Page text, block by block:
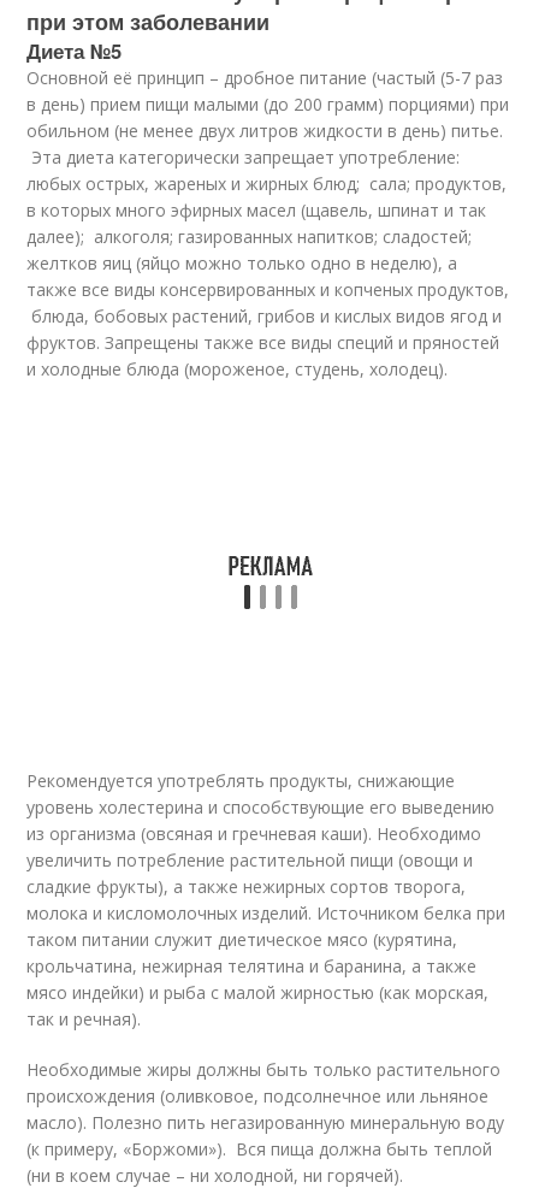
при этом заболевании
Диета №5
Основной её принцип – дробное питание (частый (5-7 раз
в день) прием пищи малыми (до 200 грамм) порциями) при
обильном (не менее двух литров жидкости в день) питье.
Эта диета категорически запрещает употребление:
любых острых, жареных и жирных блюд; сала; продуктов,
в которых много эфирных масел (щавель, шпинат и так
далее); алкоголя; газированных напитков; сладостей;
желтков яиц (яйцо можно только одно в неделю), а
также все виды консервированных и копченых продуктов,
блюда, бобовых растений, грибов и кислых видов ягод и
фруктов. Запрещены также все виды специй и пряностей
и холодные блюда (мороженое, студень, холодец).
Рекомендуется употреблять продукты, снижающие
уровень холестерина и способствующие его выведению
из организма (овсяная и гречневая каши). Необходимо
увеличить потребление растительной пищи (овощи и
сладкие фрукты), а также нежирных сортов творога,
молока и кисломолочных изделий. Источником белка при
таком питании служит диетическое мясо (курятина,
крольчатина, нежирная телятина и баранина, а также
мясо индейки) и рыба с малой жирностью (как морская,
так и речная).
Необходимые жиры должны быть только растительного
происхождения (оливковое, подсолнечное или льняное
масло). Полезно пить негазированную минеральную воду
(к примеру, «Боржоми»). Вся пища должна быть теплой
(ни в коем случае – ни холодной, ни горячей).